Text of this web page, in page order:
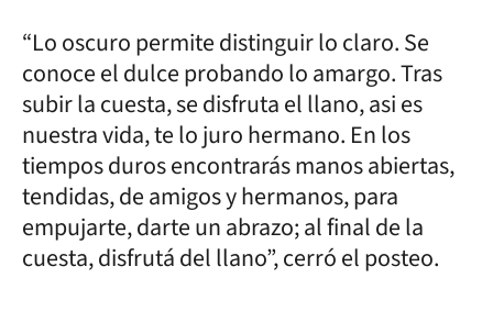
“Lo oscuro permite distinguir lo claro. Se
conoce el dulce probando lo amargo. Tras
subir la cuesta, se disfruta el llano, asi es
nuestra vida, te lo juro hermano. En los
tiempos duros encontrarás manos abiertas,
tendidas, de amigos y hermanos, para
empujarte, darte un abrazo; al final de la
cuesta, disfrutá del llano”, cerró el posteo.